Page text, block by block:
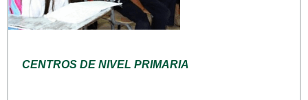
CENTROS DE NIVEL PRIMARIA